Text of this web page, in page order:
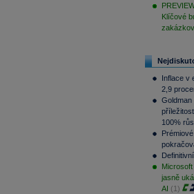
Klíčové
Inflace v
2,9
100%
jasně
AI (1)